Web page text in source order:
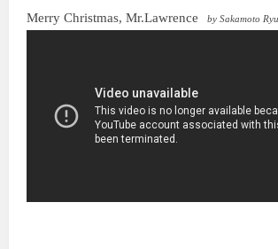
Merry Christmas, Mr.Lawrence by Sakamoto